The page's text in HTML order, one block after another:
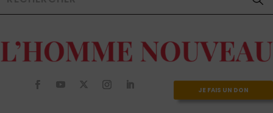
JE FAIS UN DON